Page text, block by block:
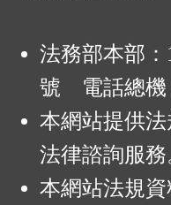
法務部本部：
號 電話總機
本網站提供
法律諮詢服務
本網站法規